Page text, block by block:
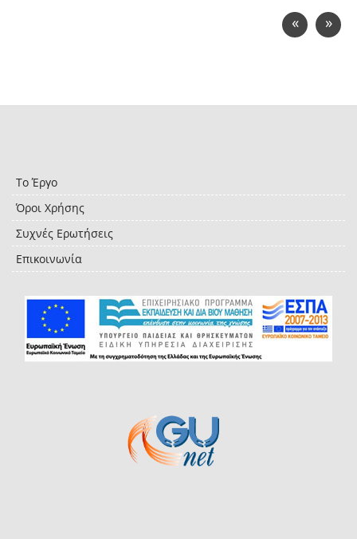
« »
Το Έργο
Όροι Χρήσης
Συχνές Ερωτήσεις
Επικοινωνία